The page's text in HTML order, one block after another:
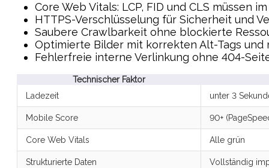
Core Web Vitals: LCP, FID und CLS müssen
HTTPS-Verschlüsselung für Sicherheit und
Saubere Crawlbarkeit ohne blockierte
Optimierte Bilder mit korrekten Alt-Tags und
Fehlerfreie interne Verlinkung ohne 404-
Technischer Faktor
Ladezeit
unter 3
Mobile Score 90+
Core Web Vitals Alle grün
Strukturierte Daten Vollständig